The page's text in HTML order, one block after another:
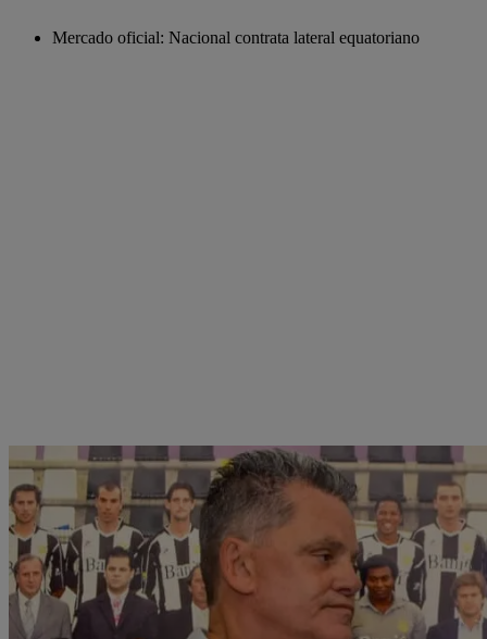
Mercado oficial: Nacional contrata lateral equatoriano